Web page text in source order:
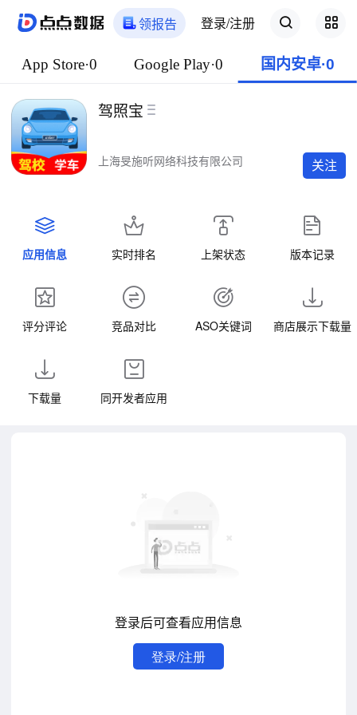
领报告 登录/注册
App Store·0 Google Play·0 国内安卓·0
驾照宝
上海旻施听网络科技有限公司 关注
应用信息 实时排名 上架状态 版本记录
评分评论 竞品对比 ASO关键词 商店展示下载量
下载量 同开发者应用
登录后可查看应用信息
登录/注册